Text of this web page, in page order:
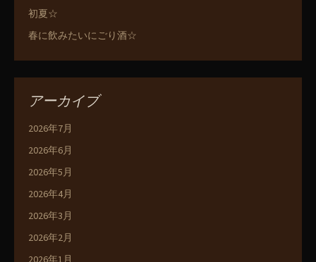
初夏☆
春に飲みたいにごり酒☆
アーカイブ
2026年7月
2026年6月
2026年5月
2026年4月
2026年3月
2026年2月
2026年1月